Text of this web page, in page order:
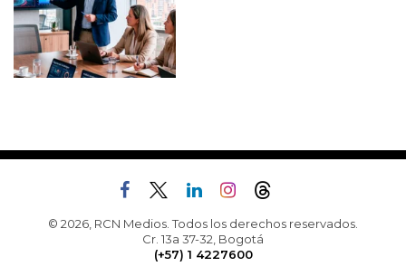
© 2026, RCN Medios. Todos los derechos reservados.
Cr. 13a 37-32, Bogotá
(+57) 1 4227600